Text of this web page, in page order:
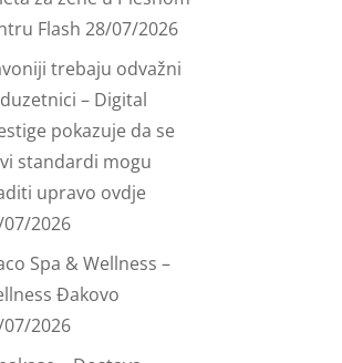
Flash 28/07/2026
trebaju odvažni
– Digital
pokazuje da se
standardi mogu
upravo ovdje
2026
Spa & Wellness –
Đakovo
2026